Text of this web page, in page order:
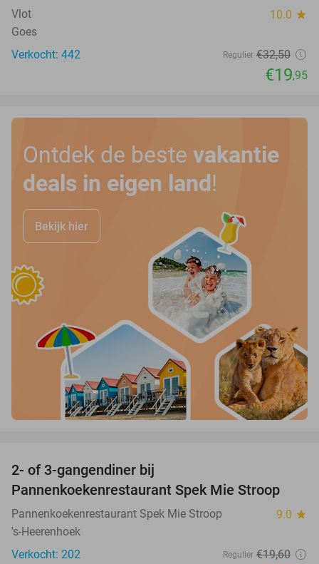
Vlot 10.0 star
Goes
Verkocht: 442
Regulier €32,50
€19,95
Ontdek de beste vakantie
deals in eigen land!
Bekijk hier
2- of 3-gangendiner bij
Pannenkoekenrestaurant Spek Mie Stroop
Pannenkoekenrestaurant Spek Mie Stroop 9.0 star
's-Heerenhoek
Verkocht: 202
Regulier €19,60